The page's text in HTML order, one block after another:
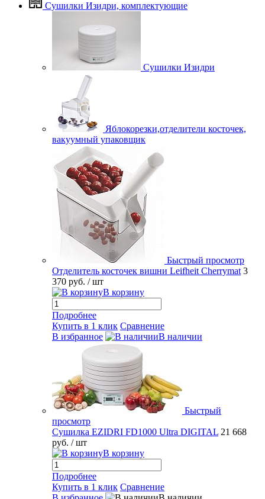
Сушилки Изидри, комплектующие
Сушилки Изидри
Яблокорезки,отделители косточек,
вакуумный упаковщик
Быстрый просмотр
Отделитель косточек вишни Leifheit Cherrymat 3
370 руб. / шт
В корзину
Подробнее
Купить в 1 клик Сравнение
В избранное
В наличии
Быстрый
просмотр
Сушилка EZIDRI FD1000 Ultra DIGITAL 21 668
руб. / шт
В корзину
Подробнее
Купить в 1 клик Сравнение